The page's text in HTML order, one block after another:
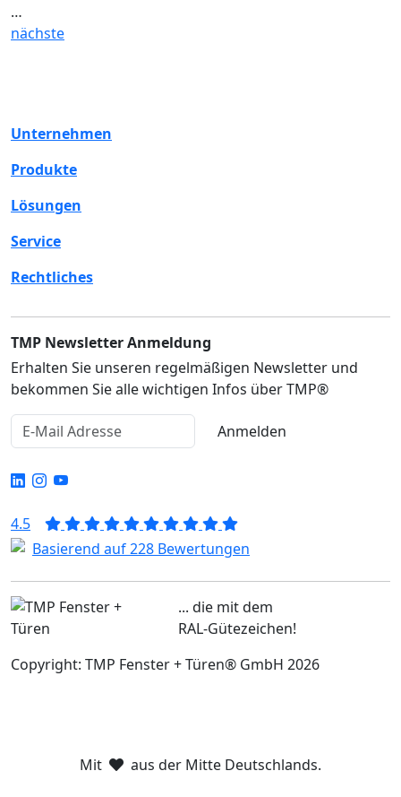
…
nächste
Unternehmen
Produkte
Lösungen
Service
Rechtliches
TMP Newsletter Anmeldung
Erhalten Sie unseren regelmäßigen Newsletter und
bekommen Sie alle wichtigen Infos über TMP®
Anmelden
4.5
Basierend auf 228 Bewertungen
... die mit dem
RAL-Gütezeichen!
Copyright: TMP Fenster + Türen® GmbH 2026
Mit aus der Mitte Deutschlands.